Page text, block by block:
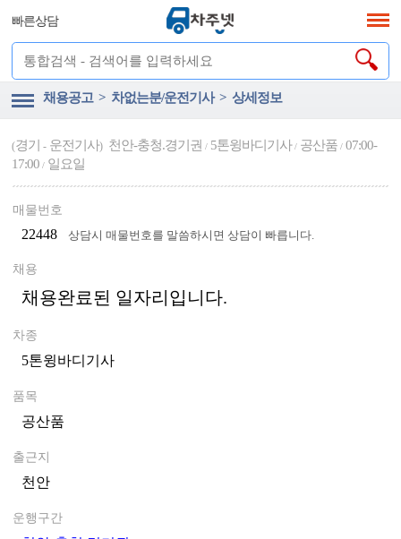
빠른상담
채용공고 > 차없는분/운전기사 > 상세정보
(경기 - 운전기사) 천안-충청.경기권/ 5톤윙바디기사/ 공산품/ 07:00-
17:00/ 일요일
매물번호
22448 상담시 매물번호를 말씀하시면 상담이 빠릅니다.
채용
채용완료된 일자리입니다.
차종
5톤윙바디기사
품목
공산품
출근지
천안0
운행구간